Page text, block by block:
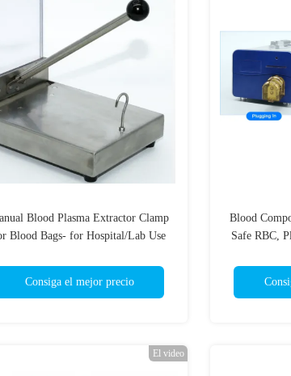
Blood Plasma Extractor Clamp
Blood Bags- for Hospital/Lab Use
Consiga el mejor precio
Blood
Safe RBC,
El video